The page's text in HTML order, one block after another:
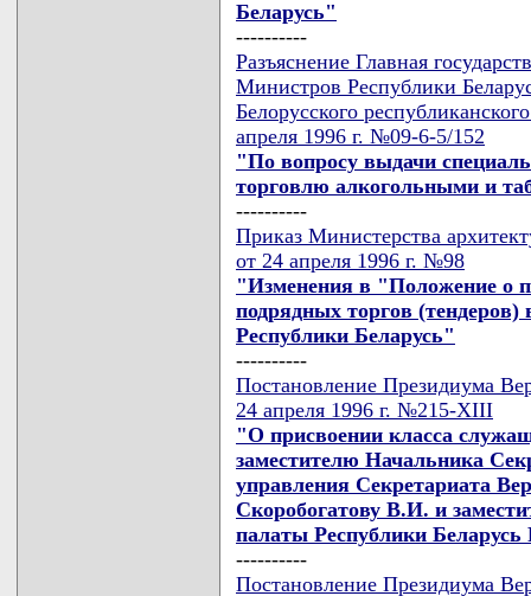
Беларусь"
----------
Разъяснение Главная
Министров Республики
Белорусского
апреля 1996 г. №09-6-5/152
"По вопросу выдачи
торговлю алкогольными и
----------
Приказ Министерства
от 24 апреля 1996 г. №98
"Изменения в "Положение о
подрядных торгов (тендеров)
Республики Беларусь"
----------
Постановление Президиума
24 апреля 1996 г. №215-XIII
"О присвоении класса
заместителю Начальника
управления Секретариата
Скоробогатову В.И. и
палаты Республики
----------
Постановление Президиума